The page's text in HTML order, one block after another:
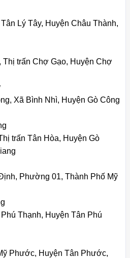
Lý Tây, Huyện Châu Thành,
trấn Chợ Gạo, Huyện Chợ
Xã Bình Nhì, Huyện Gò Công
trấn Tân Hòa, Huyện Gò
Phường 01, Thành Phố Mỹ
Thạnh, Huyện Tân Phú
Phước, Huyện Tân Phước,